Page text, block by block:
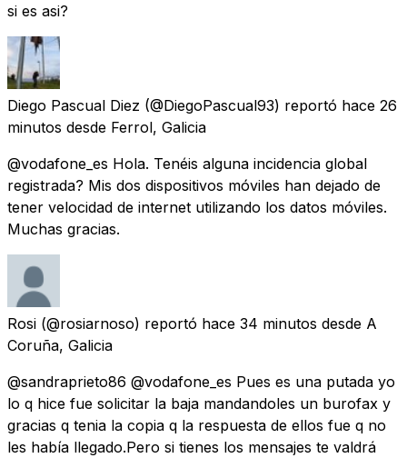
si es asi?
Diego Pascual Diez (@DiegoPascual93) reportó hace 26
minutos desde Ferrol, Galicia
@vodafone_es Hola. Tenéis alguna incidencia global
registrada? Mis dos dispositivos móviles han dejado de
tener velocidad de internet utilizando los datos móviles.
Muchas gracias.
Rosi (@rosiarnoso) reportó hace 34 minutos desde A
Coruña, Galicia
@sandraprieto86 @vodafone_es Pues es una putada yo
lo q hice fue solicitar la baja mandandoles un burofax y
gracias q tenia la copia q la respuesta de ellos fue q no
les había llegado.Pero si tienes los mensajes te valdrá